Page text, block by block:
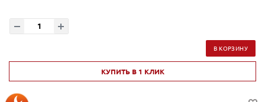
В КОРЗИНУ
КУПИТЬ В 1 КЛИК